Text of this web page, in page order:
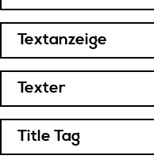
Textanzeige
Texter
Title Tag